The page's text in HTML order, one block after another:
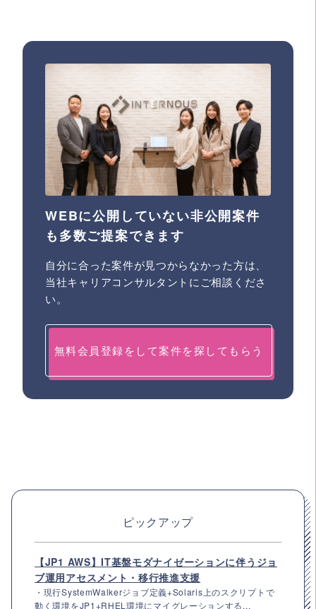
WEBに公開していない非公開案件
も多数ご提案できます
自分に合った案件が見つからなかった方は、
当社キャリアコンサルタントにご相談くださ
い。
無料会員登録をして案件を探してもらう
ピックアップ
【JP1 AWS】IT基盤モダナイゼーションに伴うジョ
ブ運用アセスメント・移行推進支援
・現行SystemWalkerジョブ定義+Solaris上のスクリプトで
動く環境をJP1+RHEL環境にマイグレーションする...